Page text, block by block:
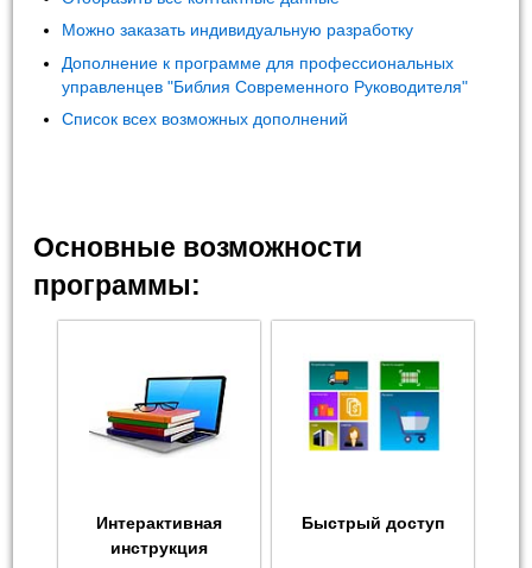
Можно заказать индивидуальную разработку
Дополнение к программе для профессиональных
управленцев "Библия Современного Руководителя"
Список всех возможных дополнений
Основные возможности
программы:
Интерактивная
инструкция
Быстрый доступ